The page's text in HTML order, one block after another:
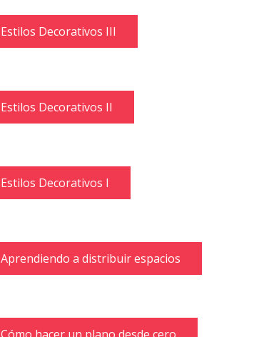
Estilos Decorativos III
Estilos Decorativos II
Estilos Decorativos I
Aprendiendo a distribuir espacios